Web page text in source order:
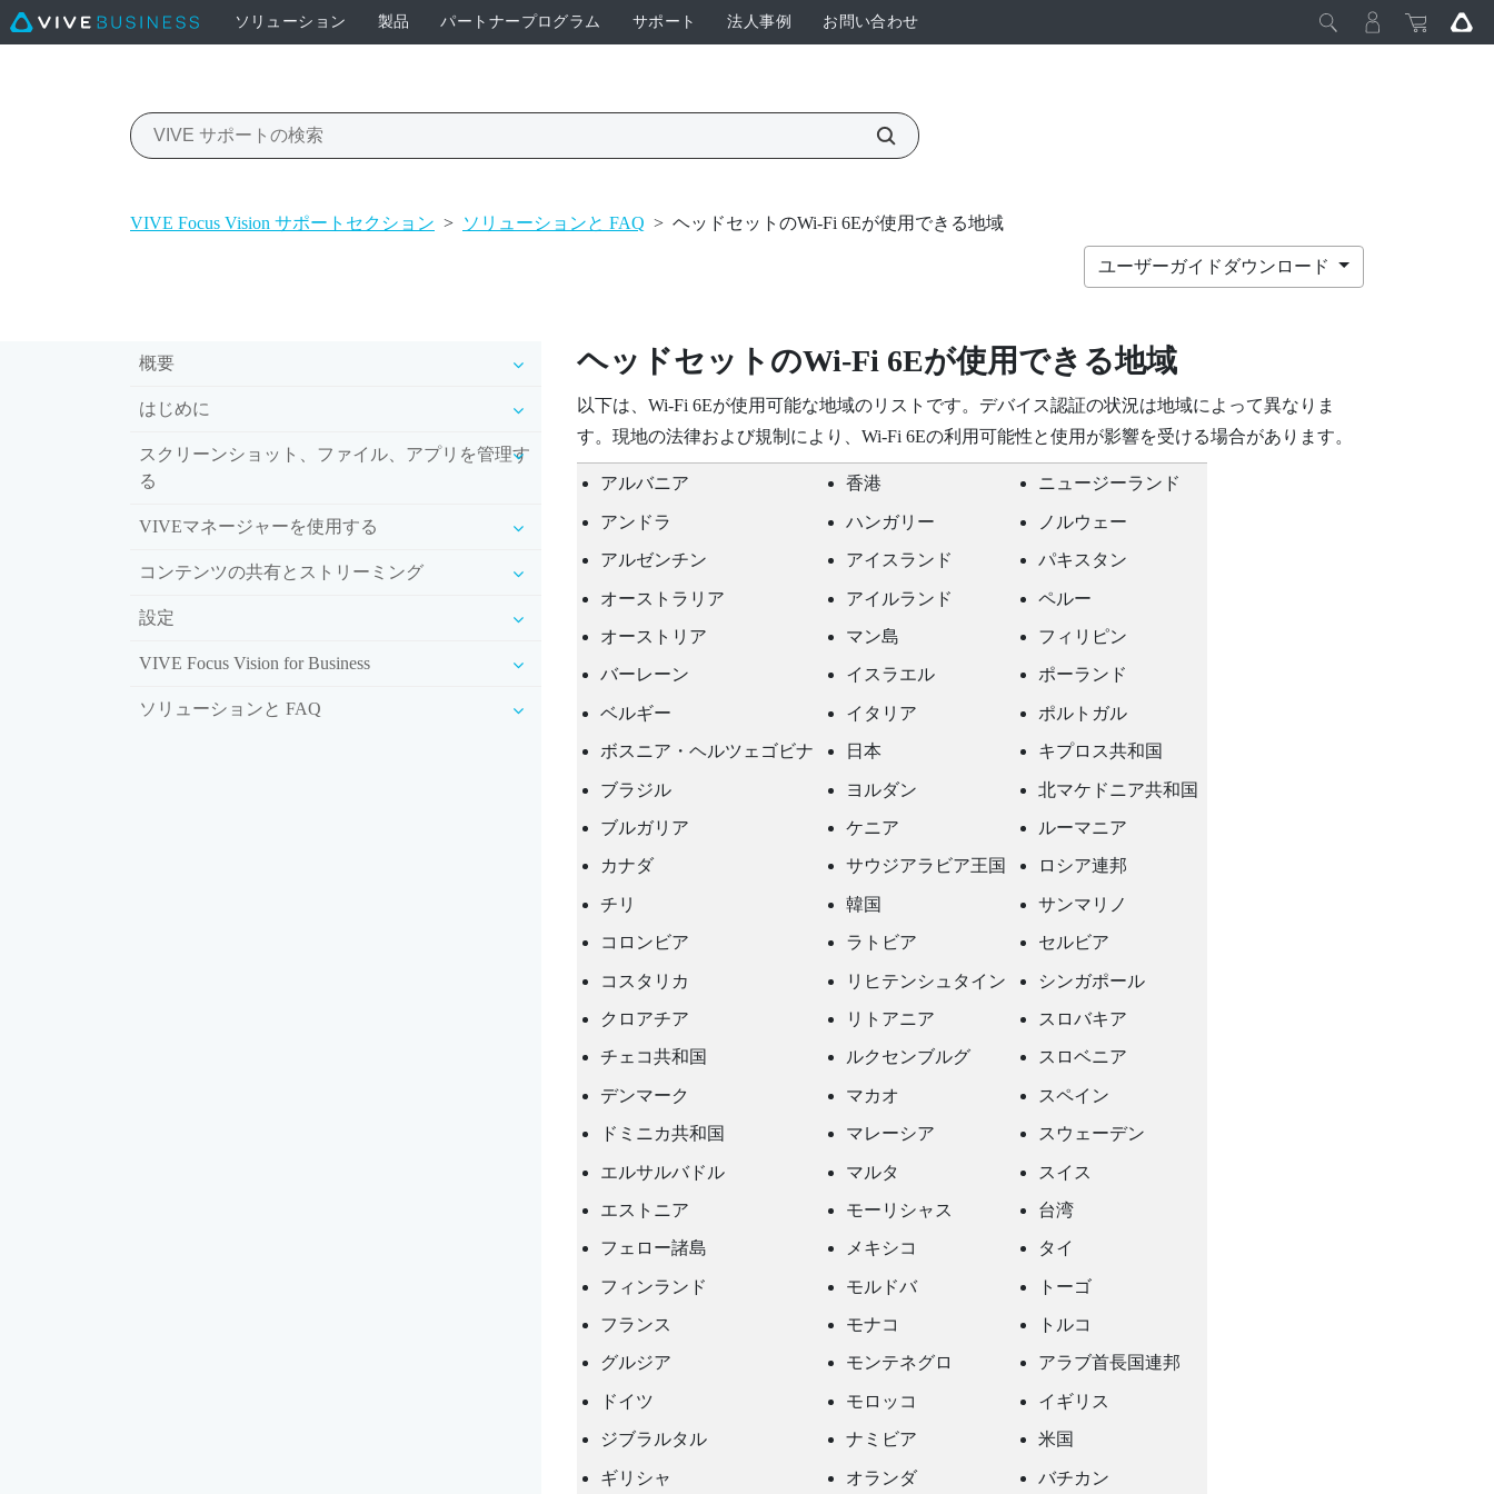
ソリューション 製品 パートナープログラム サポート 法人事例 お問い合わせ
VIVE Focus Vision サポートセクション > ソリューションと FAQ > ヘッドセットのWi‍-Fi 6Eが使用できる地域
ユーザーガイドダウンロード
概要
はじめに
スクリーンショット、ファイル、アプリを管理す
る
VIVEマネージャーを使用する
コンテンツの共有とストリーミング
設定
VIVE Focus Vision for Business
ソリューションと FAQ
ヘッドセットのWi‍-Fi 6Eが使用できる地域
以下は、 Wi‍-Fi 6Eが使用可能な地域のリストです。デバイス認証の状況は地域によって異なりま
す。現地の法律および規制により、 Wi‍-Fi 6Eの利用可能性と使用が影響を受ける場合があります。
アルバニア
アンドラ
アルゼンチン
オーストラリア
オーストリア
バーレーン
ベルギー
ボスニア・ヘルツェゴビナ
ブラジル
ブルガリア
カナダ
チリ
コロンビア
コスタリカ
クロアチア
チェコ共和国
デンマーク
ドミニカ共和国
エルサルバドル
エストニア
フェロー諸島
フィンランド
フランス
グルジア
ドイツ
ジブラルタル
ギリシャ
香港
ハンガリー
アイスランド
アイルランド
マン島
イスラエル
イタリア
日本
ヨルダン
ケニア
サウジアラビア王国
韓国
ラトビア
リヒテンシュタイン
リトアニア
ルクセンブルグ
マカオ
マレーシア
マルタ
モーリシャス
メキシコ
モルドバ
モナコ
モンテネグロ
モロッコ
ナミビア
オランダ
ニュージーランド
ノルウェー
パキスタン
ペルー
フィリピン
ポーランド
ポルトガル
キプロス共和国
北マケドニア共和国
ルーマニア
ロシア連邦
サンマリノ
セルビア
シンガポール
スロバキア
スロベニア
スペイン
スウェーデン
スイス
台湾
タイ
トーゴ
トルコ
アラブ首長国連邦
イギリス
米国
バチカン